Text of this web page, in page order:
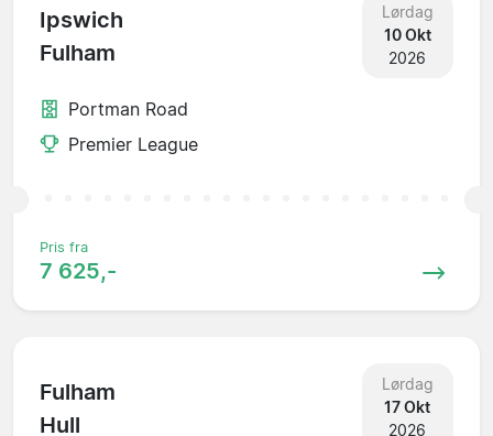
Ipswich
Fulham
Lørdag
10 Okt
2026
Portman Road
Premier League
Pris fra
7 625,-
Fulham
Hull
Lørdag
17 Okt
2026